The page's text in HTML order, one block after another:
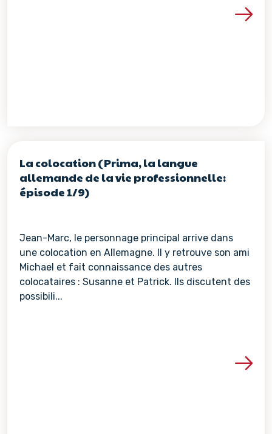
Voir les détails de la
La colocation (Prima, la langue
allemande de la vie professionnelle:
épisode 1/9)
Jean-Marc, le personnage principal arrive dans
une colocation en Allemagne. Il y retrouve son ami
Michael et fait connaissance des autres
colocataires : Susanne et Patrick. Ils discutent des
possibili...
Voir les détails de la